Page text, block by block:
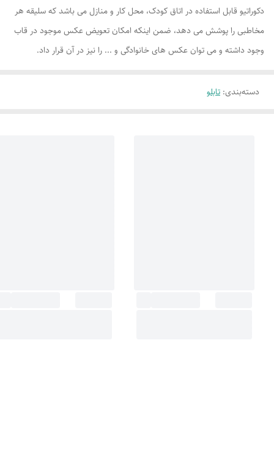
دکوراتیو قابل استفاده در اتاق کودک، محل کار و منازل می باشد که سلیقه هر
مخاطبی را پوشش می دهد، ضمن اینکه امکان تعویض عکس موجود در قاب
وجود داشته و می توان عکس های خانوادگی و ... را نیز در آن قرار داد.
دسته‌بندی: تابلو